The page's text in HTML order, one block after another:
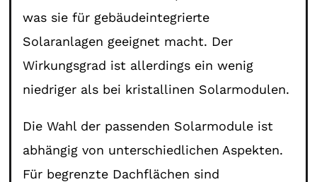
was sie für gebäudeintegrierte
Solaranlagen geeignet macht. Der
Wirkungsgrad ist allerdings ein wenig
niedriger als bei kristallinen Solarmodulen.
Die Wahl der passenden Solarmodule ist
abhängig von unterschiedlichen Aspekten.
Für begrenzte Dachflächen sind